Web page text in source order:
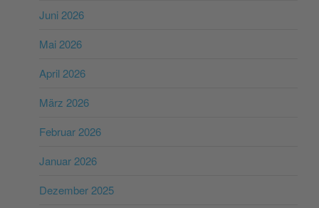
Juni 2026
Mai 2026
April 2026
März 2026
Februar 2026
Januar 2026
Dezember 2025